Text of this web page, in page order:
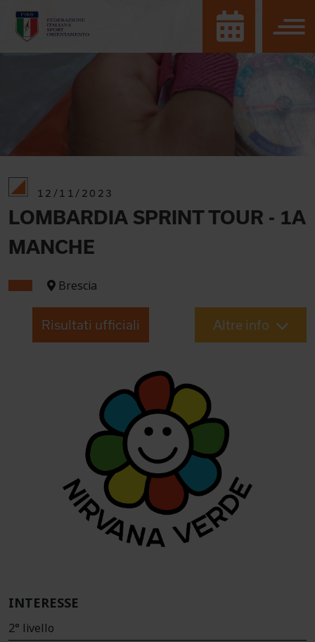
12/11/2023
LOMBARDIA SPRINT TOUR - 1A
MANCHE
Brescia
Risultati ufficiali Altre info
INTERESSE
2° livello